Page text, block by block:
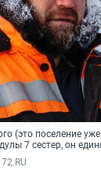
(это поселение уже
7 сестер, он